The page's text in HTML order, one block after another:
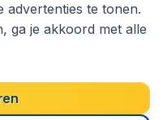
advertenties te tonen.
ga je akkoord met alle